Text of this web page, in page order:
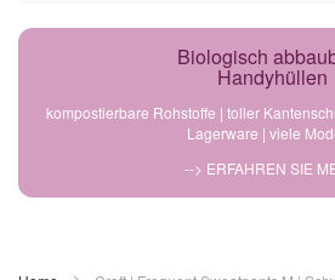
Direkt
Biologisch
Handyhüllen
kompostierbare Rohstoffe | toller
Lagerware | viele
--> ERFAHREN SIE